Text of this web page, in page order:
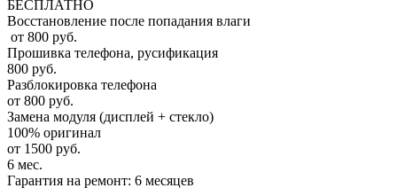
БЕСПЛАТНО
Восстановление после попадания влаги
от 800 руб.
Прошивка телефона, русификация
800 руб.
Разблокировка телефона
от 800 руб.
Замена модуля (дисплей + стекло)
100% оригинал
от 1500 руб.
6 мес.
Гарантия на ремонт: 6 месяцев